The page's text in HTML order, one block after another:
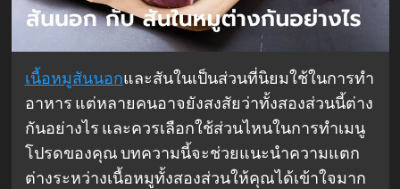
เนื้อหมูสันนอกและสันในเป็นส่วนที่นิยมใช้ในการทำ
อาหาร แต่หลายคนอาจยังสงสัยว่าทั้งสองส่วนนี้ต่าง
กันอย่างไร และควรเลือกใช้ส่วนไหนในการทำเมนู
โปรดของคุณ บทความนี้จะช่วยแนะนำความแตก
ต่างระหว่างเนื้อหมูทั้งสองส่วนให้คุณได้เข้าใจมาก